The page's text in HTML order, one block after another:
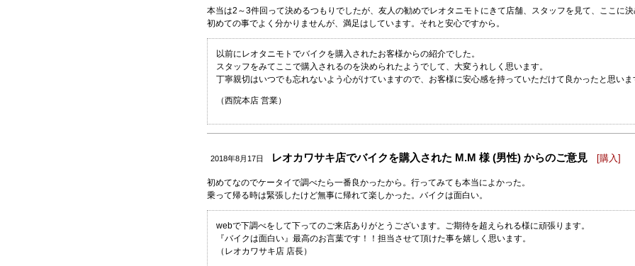
本当は2～3件回って決めるつもりでしたが、友人の勧めでレオタニモトにきて店舗、スタッフを見て、ここに決
初めての事でよく分かりませんが、満足はしています。それと安心ですから。
以前にレオタニモトでバイクを購入されたお客様からの紹介でした。
スタッフをみてここで購入されるのを決められたようでして、大変うれしく思います。
丁寧親切はいつでも忘れないよう心がけていますので、お客様に安心感を持っていただけて良かったと思いま
（西院本店 営業）
2018年8月17日 レオカワサキ店でバイクを購入された M.M 様 (男性) からのご意見 [購入]
初めてなのでケータイで調べたら一番良かったから。行ってみても本当によかった。
乗って帰る時は緊張したけど無事に帰れて楽しかった。バイクは面白い。
webで下調べをして下ってのご来店ありがとうございます。ご期待を超えられる様に頑張ります。
『バイクは面白い』最高のお言葉です！！担当させて頂けた事を嬉しく思います。
（レオカワサキ店 店長）